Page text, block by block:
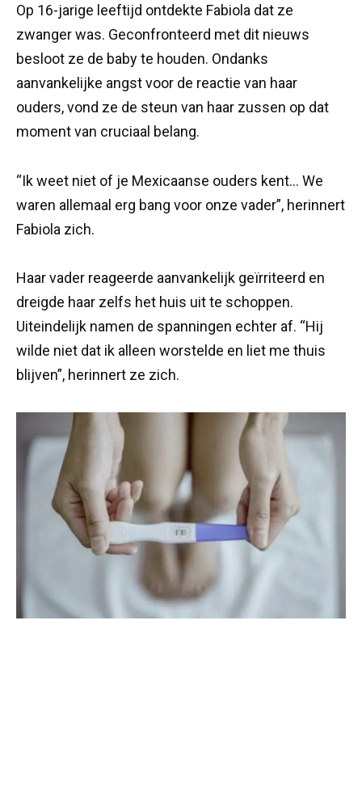
Op 16-jarige leeftijd ontdekte Fabiola dat ze
zwanger was. Geconfronteerd met dit nieuws
besloot ze de baby te houden. Ondanks
aanvankelijke angst voor de reactie van haar
ouders, vond ze de steun van haar zussen op dat
moment van cruciaal belang.
“Ik weet niet of je Mexicaanse ouders kent… We
waren allemaal erg bang voor onze vader”, herinnert
Fabiola zich.
Haar vader reageerde aanvankelijk geïrriteerd en
dreigde haar zelfs het huis uit te schoppen.
Uiteindelijk namen de spanningen echter af. “Hij
wilde niet dat ik alleen worstelde en liet me thuis
blijven”, herinnert ze zich.